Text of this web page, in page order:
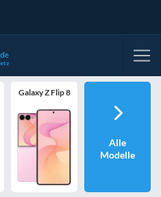
Galaxy Z Flip 8
Alle
Modelle